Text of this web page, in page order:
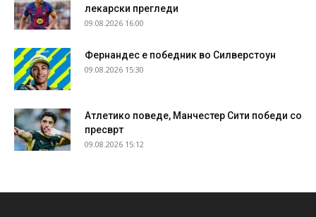
лекарски прегледи
09.08.2026 16:00
Фернандес е победник во Силверстоун
09.08.2026 15:30
Атлетико поведе, Манчестер Сити победи со
пресврт
09.08.2026 15:12